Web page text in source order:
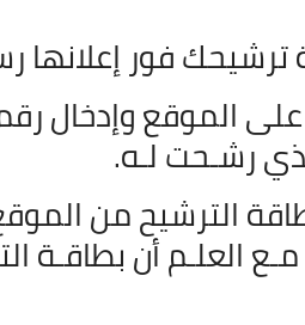
ترشيحك فور إعلانها
الموقع وإدخال
رشـحت لـه.
الترشيح من
العلـم أن بطاقـة